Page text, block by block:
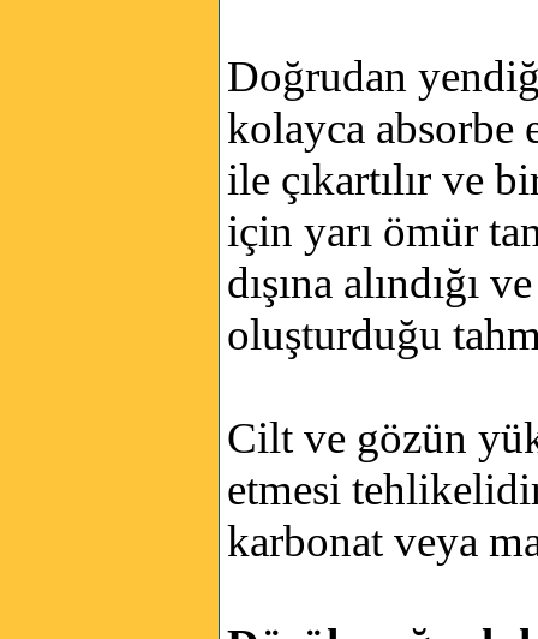
Doğrudan
kolayca absorbe
ile çıkartılır ve
için yarı ömür
dışına alındığı
oluşturduğu
Cilt ve gözün
etmesi
karbonat veya